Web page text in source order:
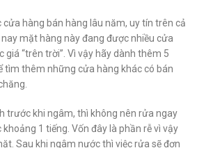
cửa hàng bán hàng lâu năm, uy tín trên cả
mặt hàng này đang được nhiều cửa
giá “trên trời”. Vì vậy hãy dành thêm 5
tìm thêm những cửa hàng khác có bán
trước khi ngâm, thì không nên rửa ngay
1 tiếng. Vốn đây là phần rễ vì vậy
Sau khi ngâm nước thì việc rửa sẽ đơn